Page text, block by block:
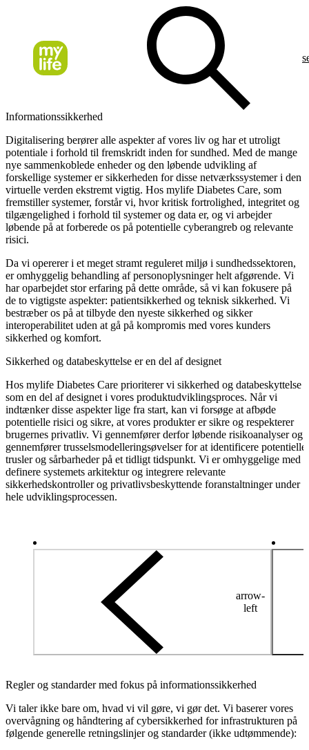
Informationssikkerhed
Digitalisering berører alle aspekter af vores liv og har et utroligt
potentiale i forhold til fremskridt inden for sundhed. Med de mange
nye sammenkoblede enheder og den løbende udvikling af
forskellige systemer er sikkerheden for disse netværkssystemer i den
virtuelle verden ekstremt vigtig. Hos mylife Diabetes Care, som
fremstiller systemer, forstår vi, hvor kritisk fortrolighed, integritet og
tilgængelighed i forhold til systemer og data er, og vi arbejder
løbende på at forberede os på potentielle cyberangreb og relevante
risici.
Da vi opererer i et meget stramt reguleret miljø i sundhedssektoren,
er omhyggelig behandling af personoplysninger helt afgørende. Vi
har oparbejdet stor erfaring på dette område, så vi kan fokusere på
de to vigtigste aspekter: patientsikkerhed og teknisk sikkerhed. Vi
bestræber os på at tilbyde den nyeste sikkerhed og sikker
interoperabilitet uden at gå på kompromis med vores kunders
sikkerhed og komfort.
Sikkerhed og databeskyttelse er en del af designet
Hos mylife Diabetes Care prioriterer vi sikkerhed og databeskyttelse
som en del af designet i vores produktudviklingsproces. Når vi
indtænker disse aspekter lige fra start, kan vi forsøge at afbøde
potentielle risici og sikre, at vores produkter er sikre og respekterer
brugernes privatliv. Vi gennemfører derfor løbende risikoanalyser og
gennemfører trusselsmodelleringsøvelser for at identificere potentielle
trusler og sårbarheder på et tidligt tidspunkt. Vi er omhyggelige med
definere systemets arkitektur og integrere relevante
sikkerhedskontroller og privatlivsbeskyttende foranstaltninger under
hele udviklingsprocessen.
arrow-
left
Regler og standarder med fokus på informationssikkerhed
Vi taler ikke bare om, hvad vi vil gøre, vi gør det. Vi baserer vores
overvågning og håndtering af cybersikkerhed for infrastrukturen på
følgende generelle retningslinjer og standarder (ikke udtømmende):